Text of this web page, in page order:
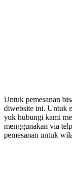
Untuk pemesanan
diwebsite ini. Untuk
yuk hubungi kami
menggunakan via
pemesanan untuk